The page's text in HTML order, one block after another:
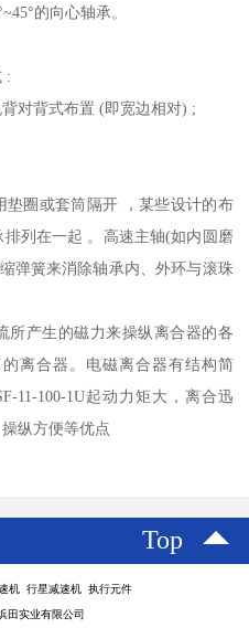
的向心轴承。
:
对背式布置 (即宽边相对) ;
圈或套筒隔开 ，某些设计的布
列在一起 。高速主轴(如内圆磨
弹簧来消除轴承内、外环与滚珠
所产生的磁力来操纵离合器的各
离合器。电磁离合器有结构简
11-100-1U起动力矩大，离合迅
纵方便等优点
Top
机 行星减速机 执行元件
田实业有限公司